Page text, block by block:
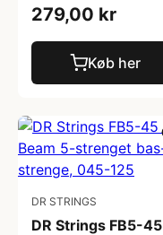
279,00 kr
Køb her
DR STRINGS
DR Strings FB5-45